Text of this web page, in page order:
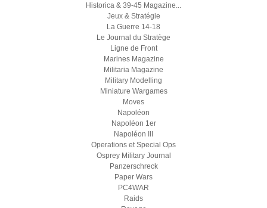
Historica & 39-45 Magazine...
Jeux & Stratégie
La Guerre 14-18
Le Journal du Stratège
Ligne de Front
Marines Magazine
Militaria Magazine
Military Modelling
Miniature Wargames
Moves
Napoléon
Napoléon 1er
Napoléon III
Operations et Special Ops
Osprey Military Journal
Panzerschreck
Paper Wars
PC4WAR
Raids